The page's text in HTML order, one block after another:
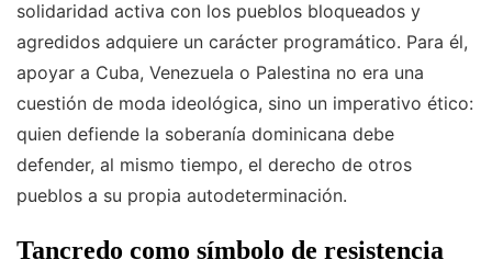
solidaridad activa con los pueblos bloqueados y
agredidos adquiere un carácter programático. Para él,
apoyar a Cuba, Venezuela o Palestina no era una
cuestión de moda ideológica, sino un imperativo ético:
quien defiende la soberanía dominicana debe
defender, al mismo tiempo, el derecho de otros
pueblos a su propia autodeterminación.
Tancredo como símbolo de resistencia